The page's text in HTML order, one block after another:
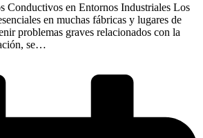
Conductivos en Entornos Industriales Los
en muchas fábricas y lugares de
problemas graves relacionados con la
se…